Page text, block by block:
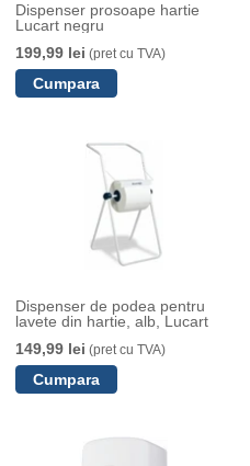
Dispenser prosoape hartie
Lucart negru
199,99 lei (pret cu TVA)
Dispenser de podea pentru
lavete din hartie, alb, Lucart
149,99 lei (pret cu TVA)